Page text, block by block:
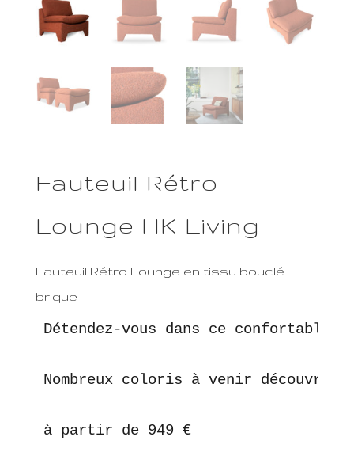
Fauteuil Rétro
Lounge HK Living
Fauteuil Rétro Lounge en tissu bouclé
brique
Détendez-vous dans ce
Nombreux coloris à venir découvrir
à partir de 949 €